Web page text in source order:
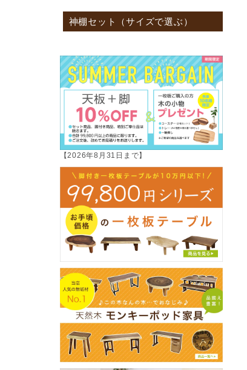
神棚セット（サイズで選ぶ）
【2026年8月31日まで】